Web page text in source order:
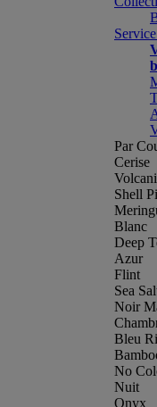
Par
Cerise
Shell
Blanc
Deep
Azur
Flint
Sea
Noir
Bleu
No
Nuit
Onyx